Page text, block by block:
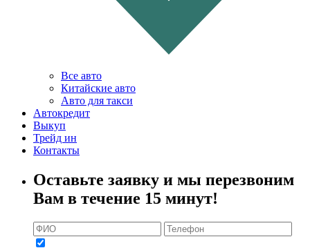
Все авто
Китайские авто
Авто для такси
Автокредит
Выкуп
Трейд ин
Контакты
Оставьте заявку и мы перезвоним
Вам в течение 15 минут!